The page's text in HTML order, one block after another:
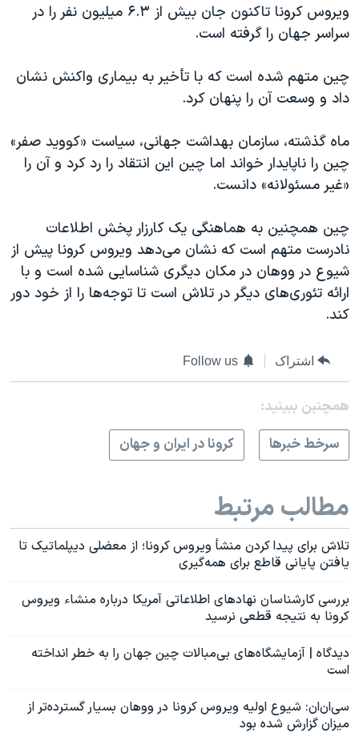
ویروس کرونا تاکنون جان بیش از ۶.۳ میلیون نفر را در
سراسر جهان را گرفته است.
چین متهم شده است که با تأخیر به بیماری واکنش نشان
داد و وسعت آن را پنهان کرد.
ماه گذشته، سازمان بهداشت جهانی، سیاست «کووید صفر»
چین را ناپایدار خواند اما چین این انتقاد را رد کرد و آن را
«غیر مسئولانه» دانست.
چین همچنین به هماهنگی یک کارزار پخش اطلاعات
نادرست متهم است که نشان می‌دهد ویروس کرونا پیش از
شیوع در ووهان در مکان دیگری شناسایی شده است و با
ارائه تئوری‌های دیگر در تلاش است تا توجه‌ها را از خود دور
کند.
اشتراک Follow us
همچنبن ببینید:
سرخط خبرها
کرونا در ایران و جهان
مطالب مرتبط
تلاش برای پیدا کردن منشأ ویروس کرونا؛ از معضلی دیپلماتیک تا
یافتن پایانی قاطع برای همه‌گیری‌
بررسی کارشناسان نهادهای اطلاعاتی آمریکا درباره منشاء ویروس
کرونا به نتیجه قطعی نرسید
دیدگاه | آزمایشگاه‌های بی‌مبالات چین جهان را به خطر انداخته
است
سی‌ان‌ان: شیوع اولیه ویروس کرونا در ووهان بسیار گسترده‌تر از
میزان گزارش شده بود